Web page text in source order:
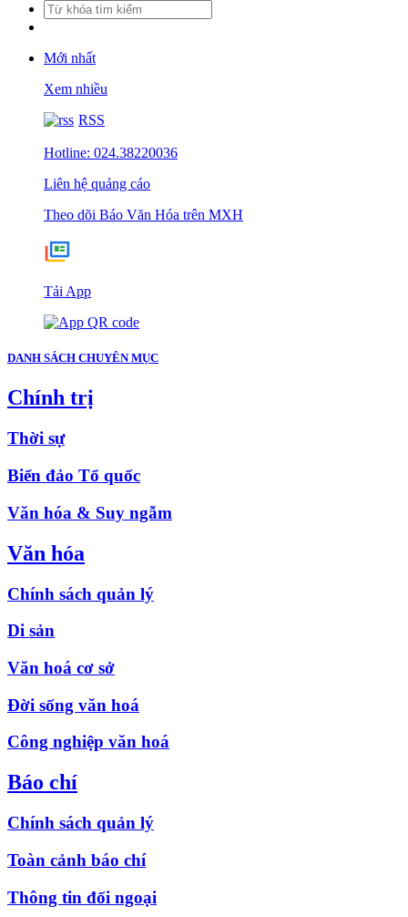
Mới nhất
Xem nhiều
RSS
Hotline: 024.38220036
Liên hệ quảng cáo
Theo dõi Báo Văn Hóa trên MXH
Tải App
DANH SÁCH CHUYÊN MỤC
Chính trị
Thời sự
Biển đảo Tổ quốc
Văn hóa & Suy ngẫm
Văn hóa
Chính sách quản lý
Di sản
Văn hoá cơ sở
Đời sống văn hoá
Công nghiệp văn hoá
Báo chí
Chính sách quản lý
Toàn cảnh báo chí
Thông tin đối ngoại